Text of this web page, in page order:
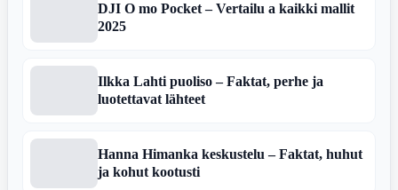
DJI O mo Pocket – Vertailu a kaikki mallit
2025
Ilkka Lahti puoliso – Faktat, perhe ja
luotettavat lähteet
Hanna Himanka keskustelu – Faktat, huhut
ja kohut kootusti